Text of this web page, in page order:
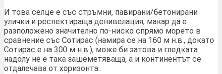
И това селце е със стръмни, павирани/бетонирани
улички и респектираща денивелация, макар да е
разположено значително по-ниско спрямо морето в
сравнение със Сотирас (намира се на 160 м н.в., докато
Сотирас е на 300 м н.в.), може би затова и гледката
надолу не е така зашеметяваща, а и континентът се
отдалечава от хоризонта..